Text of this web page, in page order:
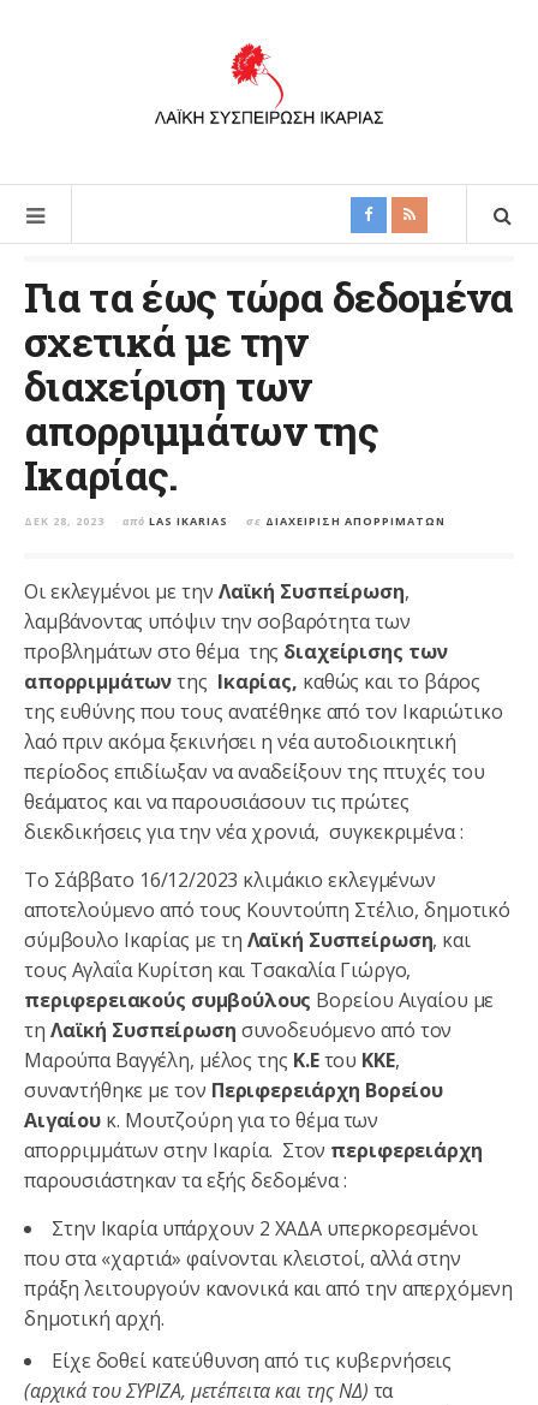
Για τα έως τώρα δεδομένα
σχετικά με την
διαχείριση των
απορριμμάτων της
Ικαρίας.
ΔΕΚ 28, 2023 από LAS IKARIAS σε ΔΙΑΧΕΊΡΙΣΗ ΑΠΟΡΡΙΜΆΤΩΝ
Οι εκλεγμένοι με την Λαϊκή Συσπείρωση,
λαμβάνοντας υπόψιν την σοβαρότητα των
προβλημάτων στο θέμα της διαχείρισης των
απορριμμάτωντης Ικαρίας, καθώς και το βάρος
της ευθύνης που τους ανατέθηκε από τον Ικαριώτικο
λαό πριν ακόμα ξεκινήσει η νέα αυτοδιοικητική
περίοδος επιδίωξαν να αναδείξουν της πτυχές του
θεάματος και να παρουσιάσουν τις πρώτες
διεκδικήσεις για την νέα χρονιά, συγκεκριμένα :
Το Σάββατο 16/12/2023 κλιμάκιο εκλεγμένων
αποτελούμενο από τους Κουντούπη Στέλιο, δημοτικό
σύμβουλο Ικαρίας με τη Λαϊκή Συσπείρωση, και
τους Αγλαΐα Κυρίτση και Τσακαλία Γιώργο,
περιφερειακούς συμβούλους Βορείου Αιγαίου με
τη Λαϊκή Συσπείρωση συνοδευόμενο από τον
Μαρούπα Βαγγέλη, μέλος της Κ.Ετου ΚΚΕ,
συναντήθηκε με τον Περιφερειάρχη Βορείου
Αιγαίουκ. Μουτζούρη για το θέμα των
απορριμμάτων στην Ικαρία. Στον περιφερειάρχη
παρουσιάστηκαν τα εξής δεδομένα :
Στην Ικαρία υπάρχουν 2 ΧΑΔΑ υπερκορεσμένοι
που στα «χαρτιά» φαίνονται κλειστοί, αλλά στην
πράξη λειτουργούν κανονικά και από την απερχόμενη
δημοτική αρχή.
Είχε δοθεί κατεύθυνση από τις κυβερνήσεις
(αρχικά του ΣΥΡΙΖΑ, μετέπειτα και της ΝΔ) τα